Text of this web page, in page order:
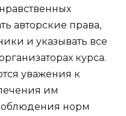
авторские права,
и указывать все
курса.
уважения к
им
норм